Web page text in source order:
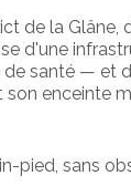
de la Glâne,
d'une
santé — et
enceinte
pied, sans